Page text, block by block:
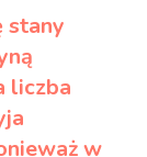
stany
liczba
w